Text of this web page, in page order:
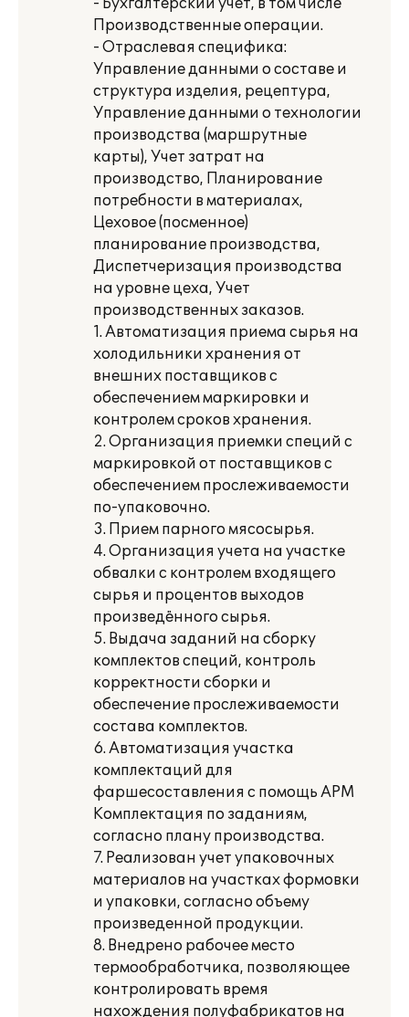
- Бухгалтерский учет, в том числе
Производственные операции.
- Отраслевая специфика:
Управление данными о составе и
структура изделия, рецептура,
Управление данными о технологии
производства (маршрутные
карты), Учет затрат на
производство, Планирование
потребности в материалах,
Цеховое (посменное)
планирование производства,
Диспетчеризация производства
на уровне цеха, Учет
производственных заказов.
1. Автоматизация приема сырья на
холодильники хранения от
внешних поставщиков с
обеспечением маркировки и
контролем сроков хранения.
2. Организация приемки специй с
маркировкой от поставщиков с
обеспечением прослеживаемости
по-упаковочно.
3. Прием парного мясосырья.
4. Организация учета на участке
обвалки с контролем входящего
сырья и процентов выходов
произведённого сырья.
5. Выдача заданий на сборку
комплектов специй, контроль
корректности сборки и
обеспечение прослеживаемости
состава комплектов.
6. Автоматизация участка
комплектаций для
фаршесоставления с помощь АРМ
Комплектация по заданиям,
согласно плану производства.
7. Реализован учет упаковочных
материалов на участках формовки
и упаковки, согласно объему
произведенной продукции.
8. Внедрено рабочее место
термообработчика, позволяющее
контролировать время
нахождения полуфабрикатов на